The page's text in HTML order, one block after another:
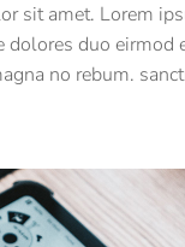
sit amet. Lorem
duo eirmod
no rebum.